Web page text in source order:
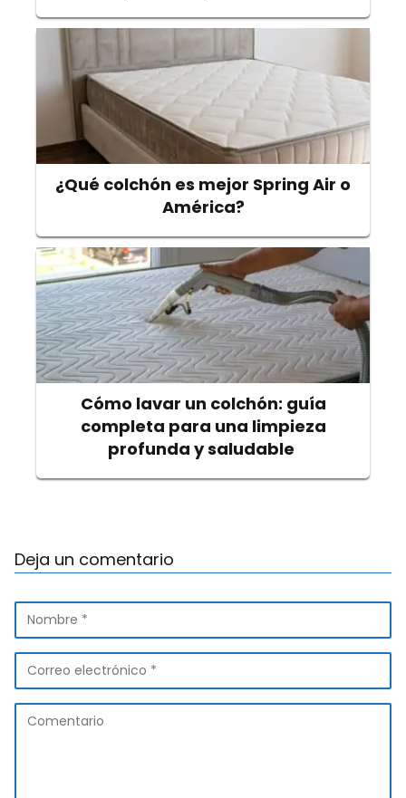
¿Qué colchón es mejor Spring Air o
América?
Cómo lavar un colchón: guía
completa para una limpieza
profunda y saludable
Deja un comentario